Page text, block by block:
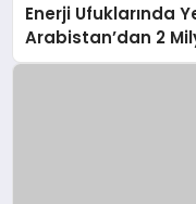
Enerji Ufuklarında
Arabistan’dan 2